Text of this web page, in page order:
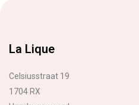
La Lique
Celsiusstraat 19
1704 RX